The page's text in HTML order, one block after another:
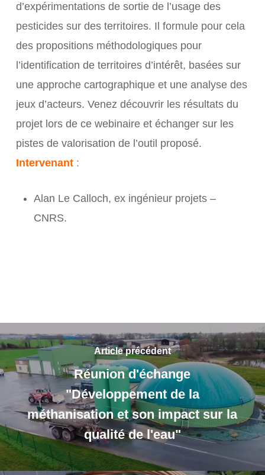
d’expérimentations de sortie de l’usage des
pesticides sur des territoires. Il formule pour cela
des propositions méthodologiques pour
l’identification de territoires d’intérêt, basées sur
une approche cartographique et une analyse des
jeux d’acteurs. Venez découvrir les résultats du
projet lors de ce webinaire et échanger sur les
pistes de valorisation de l’outil proposé.
Intervenant:
Alan Le Calloch, ex ingénieur projets –
CNRS.
Article précédent
Réunion d'échange
"Développement de la
méthanisation et son impact sur la
qualité de l'eau"